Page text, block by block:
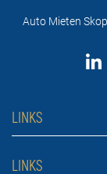
Auto Mieten
LINKS
Auto Mieten Skopje
LINKS